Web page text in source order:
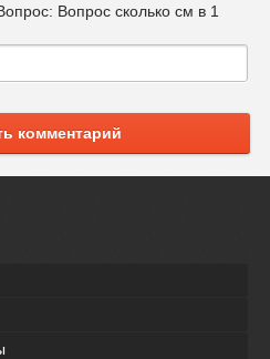
Вопрос сколько см в 1
комментарий